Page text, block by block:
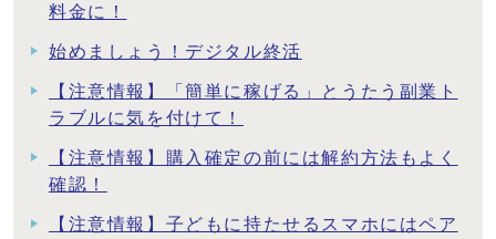
料金に！
始めましょう！デジタル終活
【注意情報】「簡単に稼げる」とうたう副業ト
ラブルに気を付けて！
【注意情報】購入確定の前には解約方法もよく
確認！
【注意情報】子どもに持たせるスマホにはペア